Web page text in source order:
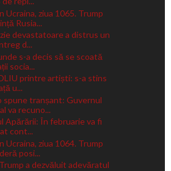
Ucraina, ziua 1065. Trump
Rusia...
devastatoare a distrus un
d...
s-a decis să se scoată
socia...
printre artiști: s-a stins
u...
spune tranșant: Guvernul
va recuno...
Apărării: În februarie va fi
cont...
Ucraina, ziua 1064. Trump
posi...
a dezvăluit adevăratul